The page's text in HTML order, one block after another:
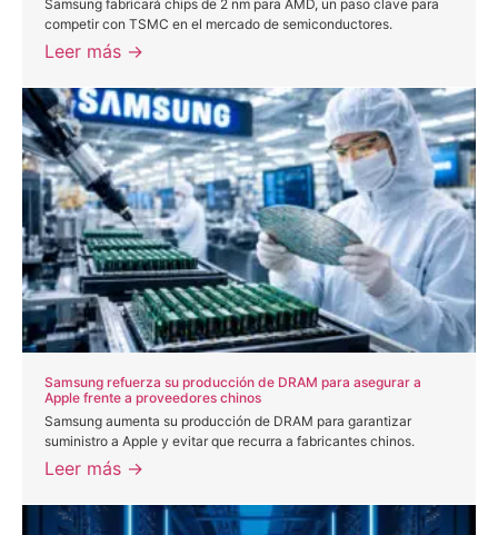
Samsung fabricará chips de 2 nm para AMD, un paso clave para
competir con TSMC en el mercado de semiconductores.
Leer más →
Samsung refuerza su producción de DRAM para asegurar a
Apple frente a proveedores chinos
Samsung aumenta su producción de DRAM para garantizar
suministro a Apple y evitar que recurra a fabricantes chinos.
Leer más →